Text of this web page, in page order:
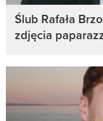
Ślub Rafała
zdjęcia